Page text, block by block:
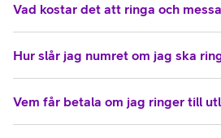
Vad kostar det att ringa och
Hur slår jag numret om jag ska
Vem får betala om jag ringer till